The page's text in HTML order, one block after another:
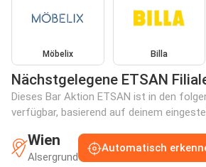
Möbelix Billa
Nächstgelegene ETSAN
Dieses Bar Aktion ETSAN ist in den
verfügbar, basierend auf deinem
Wien
Alsergrund
Automatisch